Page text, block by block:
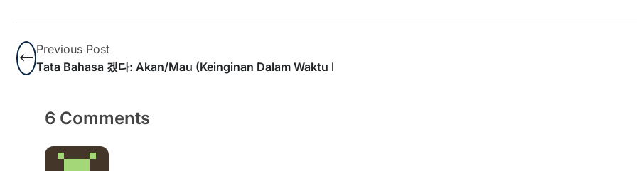
Previous Post
Tata Bahasa 겠다: Akan/mau (Keinginan Dalam Waktu Dekat)
6 Comments